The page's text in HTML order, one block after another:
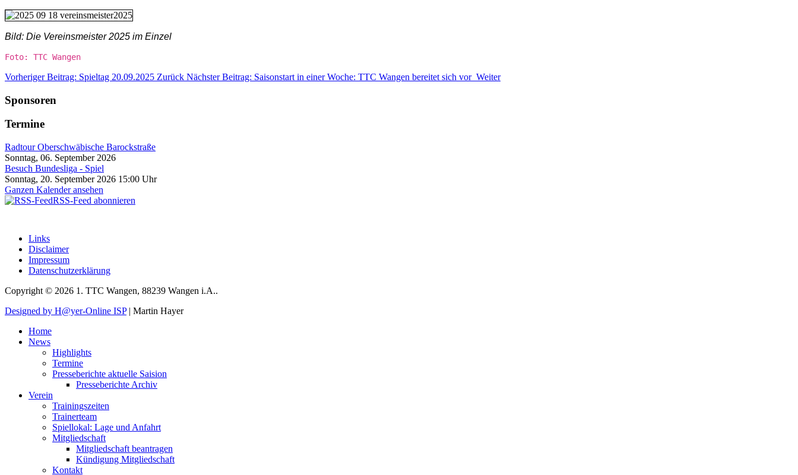
Bild: Die Vereinsmeister 2025 im Einzel
Foto: TTC Wangen
Vorheriger Beitrag: Spieltag 20.09.2025 Zurück Nächster Beitrag: Saisonstart in einer Woche: TTC Wangen bereitet sich vor Weiter
Sponsoren
Termine
Radtour Oberschwäbische Barockstraße
Sonntag, 06. September 2026
Besuch Bundesliga - Spiel
Sonntag, 20. September 2026 15:00 Uhr
Ganzen Kalender ansehen
RSS-Feed abonnieren
Links
Disclaimer
Impressum
Datenschutzerklärung
Copyright © 2026 1. TTC Wangen, 88239 Wangen i.A..
Designed by H@yer-Online ISP| Martin Hayer
Home
News
Highlights
Termine
Presseberichte aktuelle Saision
Presseberichte Archiv
Verein
Trainingszeiten
Trainerteam
Spiellokal: Lage und Anfahrt
Mitgliedschaft
Mitgliedschaft beantragen
Kündigung Mitgliedschaft
Kontakt